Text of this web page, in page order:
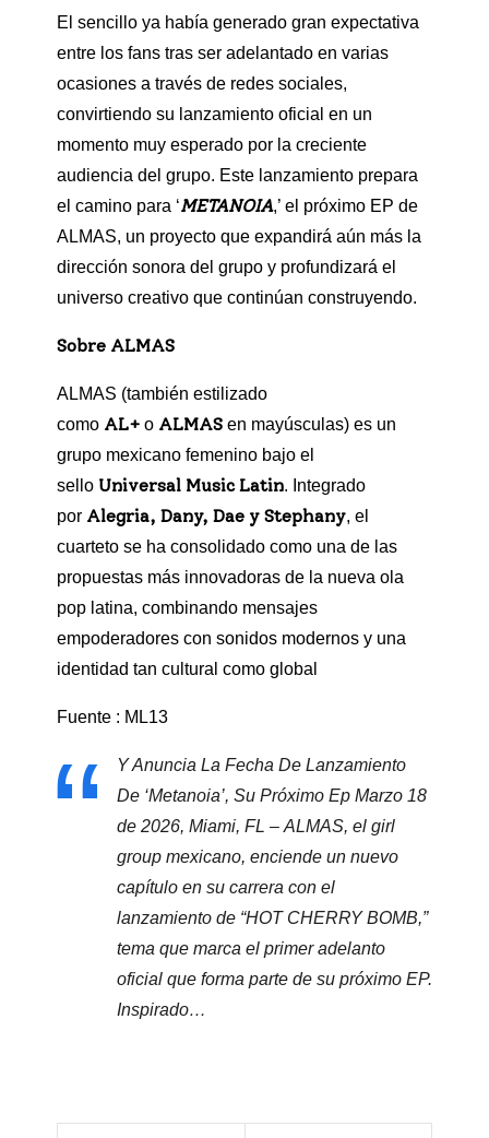
El sencillo ya había generado gran expectativa
entre los fans tras ser adelantado en varias
ocasiones a través de redes sociales,
convirtiendo su lanzamiento oficial en un
momento muy esperado por la creciente
audiencia del grupo. Este lanzamiento prepara
el camino para ‘METANOIA,’ el próximo EP de
ALMAS, un proyecto que expandirá aún más la
dirección sonora del grupo y profundizará el
universo creativo que continúan construyendo.
Sobre ALMAS
ALMAS (también estilizado
como AL+ o ALMAS en mayúsculas) es un
grupo mexicano femenino bajo el
sello Universal Music Latin. Integrado
por Alegria, Dany, Dae y Stephany, el
cuarteto se ha consolidado como una de las
propuestas más innovadoras de la nueva ola
pop latina, combinando mensajes
empoderadores con sonidos modernos y una
identidad tan cultural como global
Fuente : ML13
Y Anuncia La Fecha De Lanzamiento
De ‘Metanoia’, Su Próximo Ep Marzo 18
de 2026, Miami, FL – ALMAS, el girl
group mexicano, enciende un nuevo
capítulo en su carrera con el
lanzamiento de “HOT CHERRY BOMB,”
tema que marca el primer adelanto
oficial que forma parte de su próximo EP.
Inspirado…